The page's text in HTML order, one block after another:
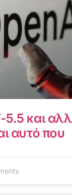
και
αυτό που